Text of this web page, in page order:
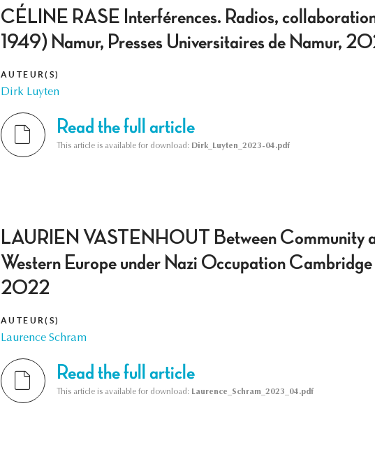
CÉLINE RASE Interférences. Radios,
1949) Namur, Presses Universitaires de Namur,
AUTEUR(S)
Dirk Luyten
Read the full article
This article is available for download: Dirk_Luyten_2023-04.pdf
LAURIEN VASTENHOUT Between Community
Western Europe under Nazi Occupation
2022
AUTEUR(S)
Laurence Schram
Read the full article
This article is available for download: Laurence_Schram_2023_04.pdf